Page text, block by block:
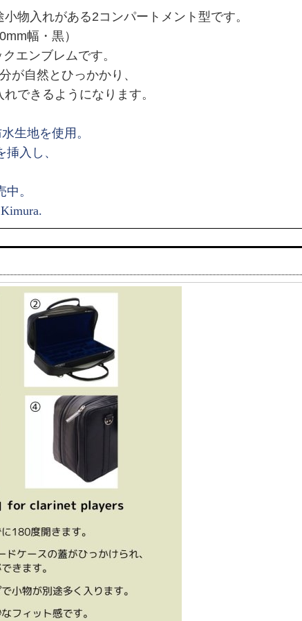
物入れがある2コンパートメント型です。
幅・黒）
エンブレムです。
が自然とひっかかり、
できるようになります。
生地を使用。
入し、
。